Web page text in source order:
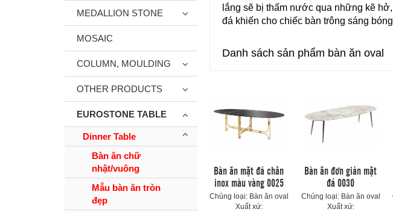
lắng sẽ bị thấm nước qua những kẽ
đá khiến cho chiếc bàn trông sáng
Danh sách sản phẩm bàn ăn oval
Bàn ăn mặt đá chân
inox màu vàng 0025
Chủng loại: Bàn ăn oval
Xuất xứ:
Bàn ăn đơn giản mặt
đá 0030
Chủng loại: Bàn ăn oval
Xuất xứ:
MEDALLION STONE
MOSAIC
COLUMN, MOULDING
OTHER PRODUCTS
EUROSTONE TABLE
Dinner Table
Bàn ăn chữ
nhật/vuông
Mẫu bàn ăn tròn
đẹp